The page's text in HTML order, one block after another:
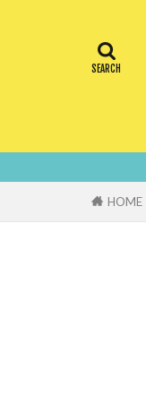
HOME